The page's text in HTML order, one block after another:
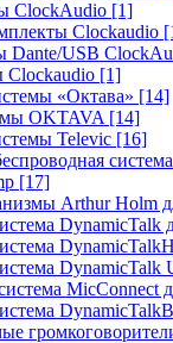
ClockAudio [1]
Clockaudio
USB
Clockaudio [1]
«Октава» [14]
OKTAVA [14]
Televic [16]
[17]
Arthur Holm
DynamicTalk
DynamicTalk
MicConnect